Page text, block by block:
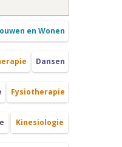
en Wonen
Dansen
Fysiotherapie
Kinesiologie